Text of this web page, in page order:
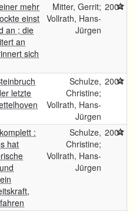
mehr
einst
an ; die
an
sich
Mitter, Gerrit;
Vollrath, Hans-
Jürgen
2004
letzte
Schulze,
Christine;
Vollrath, Hans-
Jürgen
2004
:
hat
Schulze,
Christine;
Vollrath, Hans-
Jürgen
2004